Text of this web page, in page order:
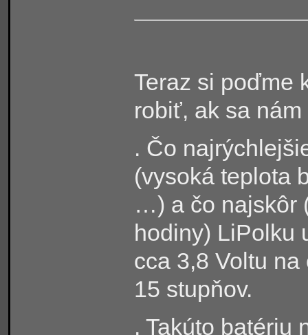
Teraz si poďme
robiť, ak sa
. Čo
(vysoká teplota
…) a čo najskôr
hodiny) LiPolku
cca 3,8 Voltu
15 stupňov.
. Takúto batériu